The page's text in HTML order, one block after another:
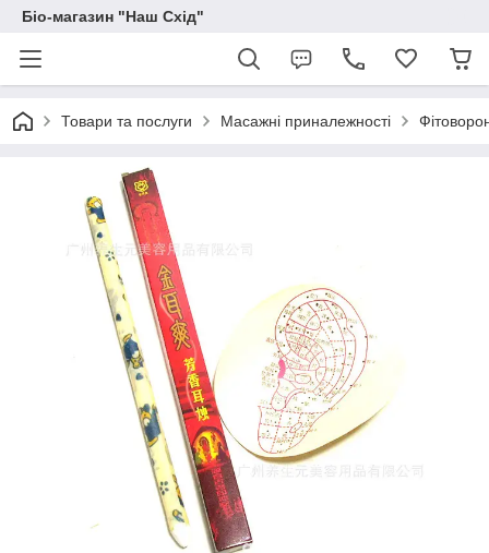
Біо-магазин "Наш Схід"
Товари та послуги Масажні приналежності